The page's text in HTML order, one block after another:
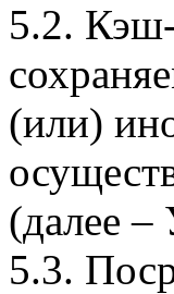
5.2.
(или)
(далее –
5.3.